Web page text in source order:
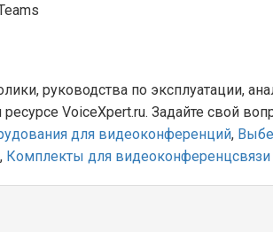
руководства по эксплуатации,
VoiceXpert.ru. Задайте свой
для видеоконференций,
, Комплекты для видеоконференцсвязи